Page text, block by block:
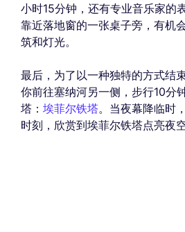
小时15分钟，还有专业音乐家的
靠近落地窗的一张桌子旁，有机
筑和灯光。
最后，为了以一种独特的方式结
你前往塞纳河另一侧，步行10分
塔： 埃菲尔铁塔。当夜幕降临时
时刻，欣赏到埃菲尔铁塔点亮夜